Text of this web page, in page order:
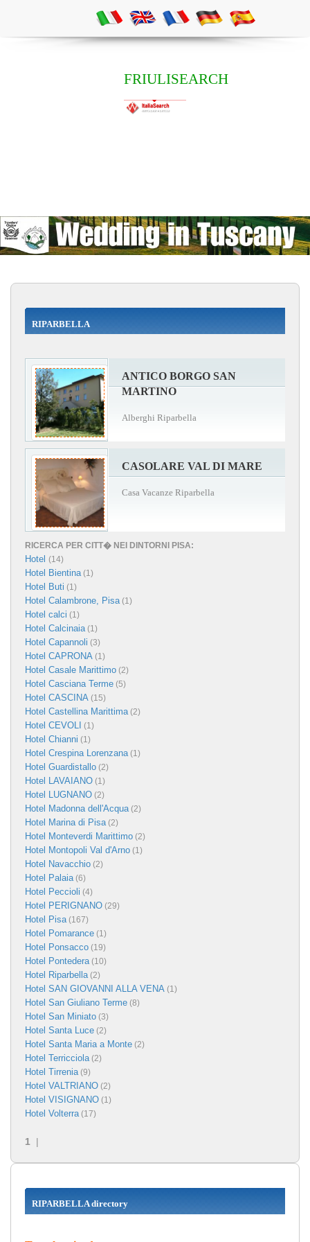
FRIULISEARCH
RIPARBELLA
ANTICO BORGO SAN
MARTINO
Alberghi Riparbella
CASOLARE VAL DI MARE
Casa Vacanze Riparbella
RICERCA PER CITT� NEI DINTORNI PISA:
Hotel (14)
Hotel Bientina(1)
Hotel Buti (1)
Hotel Calambrone, Pisa(1)
Hotel calci (1)
Hotel Calcinaia(1)
Hotel Capannoli (3)
Hotel CAPRONA (1)
Hotel Casale Marittimo (2)
Hotel Casciana Terme (5)
Hotel CASCINA (15)
Hotel Castellina Marittima(2)
Hotel CEVOLI (1)
Hotel Chianni (1)
Hotel Crespina Lorenzana(1)
Hotel Guardistallo (2)
Hotel LAVAIANO (1)
Hotel LUGNANO (2)
Hotel Madonna dell'Acqua(2)
Hotel Marina di Pisa(2)
Hotel Monteverdi Marittimo (2)
Hotel Montopoli Val d'Arno (1)
Hotel Navacchio (2)
Hotel Palaia(6)
Hotel Peccioli (4)
Hotel PERIGNANO (29)
Hotel Pisa(167)
Hotel Pomarance (1)
Hotel Ponsacco (19)
Hotel Pontedera(10)
Hotel Riparbella(2)
Hotel SAN GIOVANNI ALLA VENA (1)
Hotel San Giuliano Terme (8)
Hotel San Miniato (3)
Hotel Santa Luce (2)
Hotel Santa Maria a Monte (2)
Hotel Terricciola(2)
Hotel Tirrenia(9)
Hotel VALTRIANO (2)
Hotel VISIGNANO (1)
Hotel Volterra(17)
1 |
RIPARBELLA directory